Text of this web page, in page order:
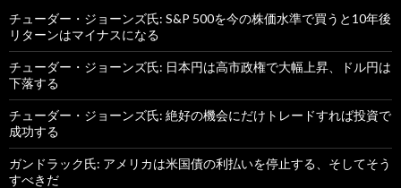
チューダー・ジョーンズ氏: S&P 500を今の株価水準で買うと10年後
リターンはマイナスになる
チューダー・ジョーンズ氏: 日本円は高市政権で大幅上昇、ドル円は
下落する
チューダー・ジョーンズ氏: 絶好の機会にだけトレードすれば投資で
成功する
ガンドラック氏: アメリカは米国債の利払いを停止する、そしてそう
すべきだ